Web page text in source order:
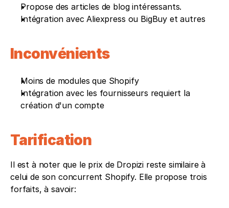
Propose des articles de blog intéressants.
Intégration avec Aliexpress ou BigBuy et autres
Inconvénients
Moins de modules que Shopify
Intégration avec les fournisseurs requiert la
création d'un compte
Tarification
Il est à noter que le prix de Dropizi reste similaire à
celui de son concurrent Shopify. Elle propose trois
forfaits, à savoir: